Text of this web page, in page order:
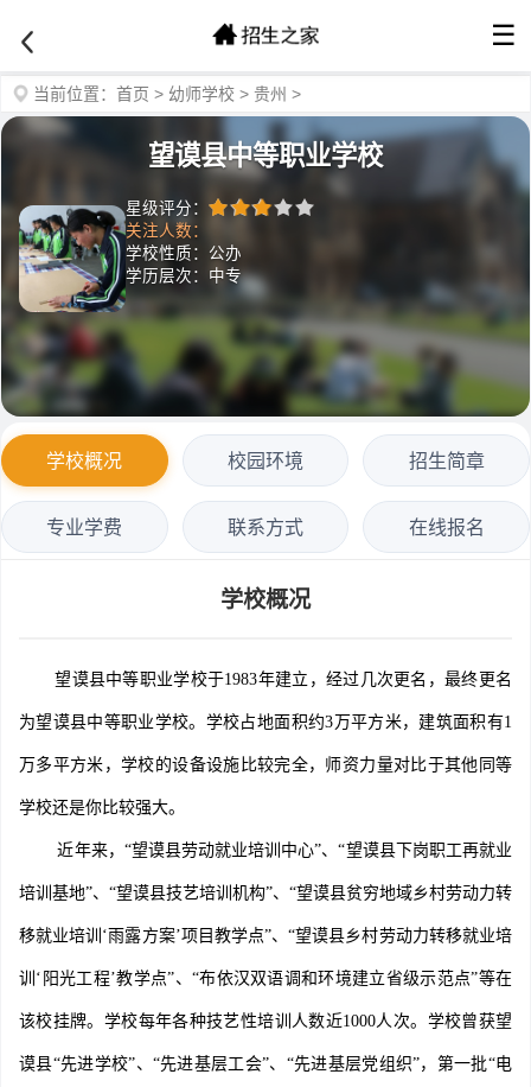
☰
当前位置： 首页 > 幼师学校 > 贵州 >
望谟县中等职业学校
星级评分：
关注人数：
学校性质：公办
学历层次：中专
学校概况 校园环境 招生简章
专业学费 联系方式 在线报名
学校概况
望谟县中等职业学校于1983年建立，经过几次更名，最终更名
为望谟县中等职业学校。学校占地面积约3万平方米，建筑面积有1
万多平方米，学校的设备设施比较完全，师资力量对比于其他同等
学校还是你比较强大。
近年来，“望谟县劳动就业培训中心”、“望谟县下岗职工再就业
培训基地”、“望谟县技艺培训机构”、“望谟县贫穷地域乡村劳动力转
移就业培训‘雨露方案’项目教学点”、“望谟县乡村劳动力转移就业培
训‘阳光工程’教学点”、“布依汉双语调和环境建立省级示范点”等在
该校挂牌。学校每年各种技艺性培训人数近1000人次。学校曾获望
谟县“先进学校”、“先进基层工会”、“先进基层党组织”，第一批“电